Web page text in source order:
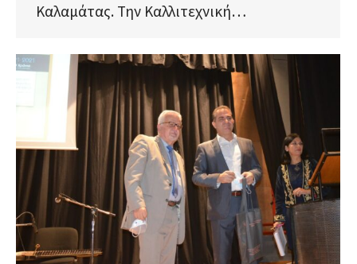
Καλαμάτας. Την Καλλιτεχνική…